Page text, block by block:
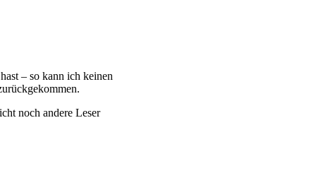
– so kann ich keinen
noch andere Leser